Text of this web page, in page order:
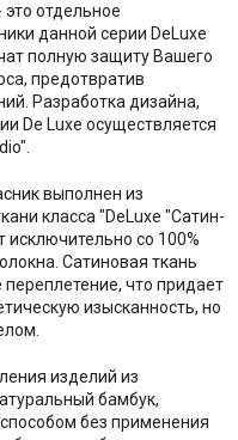
это отдельное
данной серии DeLuxe
полную защиту Вашего
предотвратив
Разработка дизайна,
De Luxe осуществляется
выполнен из
класса "DeLuxe "Сатин-
исключительно со 100%
Сатиновая ткань
что придает
изысканность, но
изделий из
бамбук,
без применения